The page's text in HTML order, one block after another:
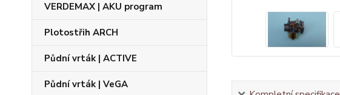
VERDEMAX | AKU program
Plotostřih ARCH
Půdní vrták | ACTIVE
Půdní vrták | VeGA